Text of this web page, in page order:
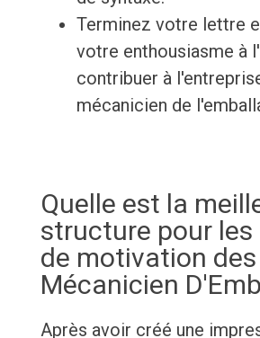
Terminez votre lettre
votre enthousiasme à
contribuer à
mécanicien de
Quelle est la
structure pour
de motivation des
Mécanicien
Après avoir créé une